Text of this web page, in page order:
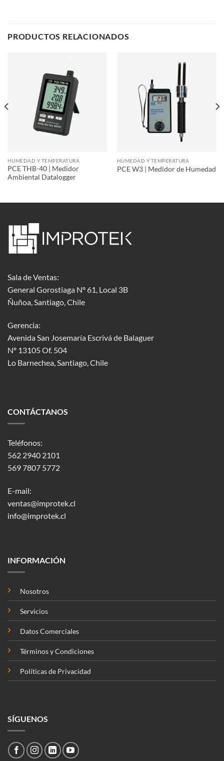
PRODUCTOS RELACIONADOS
HUMEDAD Y TEMPERATURA
PCE THB-40 | Medidor
Ambiental Datalogger
HUMEDAD Y TEMPERATURA
PCE W3 | Medidor de Humedad
Sala de Ventas:
General Gorostiaga Nº 61, Local 3B
Ñuñoa, Santiago, Chile
Gerencia:
Avenida San Josemaría Escrivá de Balaguer
Nº 13105 Of. 504
Lo Barnechea , Santiago, Chile
CONTÁCTANOS
Teléfonos:
562 2940 2101
569 7807 5772
E-mail:
ventas@improtek.cl
info@improtek.cl
INFORMACIÓN
Nosotros
Servicios
Datos Comerciales
Términos y Condiciones
Políticas de Privacidad
SÍGUENOS